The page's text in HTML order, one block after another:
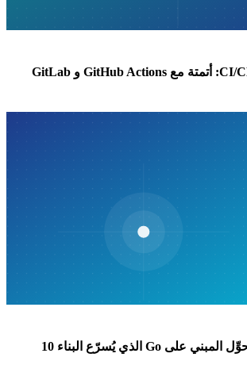
TypeScript 7.0: المُحوِّل المبني على Go الذي يُسرّع البناء 10